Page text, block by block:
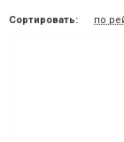
Сортировать: по